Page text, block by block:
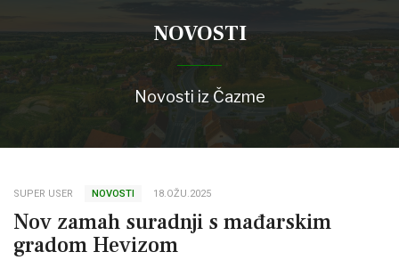
NOVOSTI
Novosti iz Čazme
SUPER USER NOVOSTI 18.OŽU.2025
Nov zamah suradnji s mađarskim
gradom Hevizom